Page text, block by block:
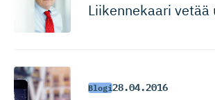
Liikennekaari
Blogi28.04.2016